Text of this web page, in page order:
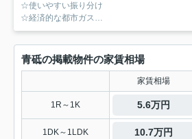
☆使いやすい振り分け
☆経済的な都市ガス
☆収納豊富
青砥の掲載物件の家賃相場
家賃相場
1R～1K 5.6万円
1DK～1LDK 10.7万円